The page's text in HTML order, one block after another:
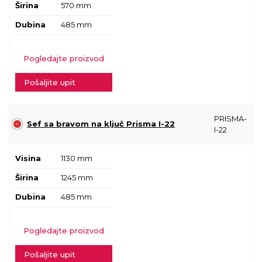
Širina 570 mm
Dubina 485 mm
Pogledajte proizvod
Pošaljite upit
Sef sa bravom na ključ Prisma I-22
PRISMA-
I-22
Visina 1130 mm
Širina 1245 mm
Dubina 485 mm
Pogledajte proizvod
Pošaljite upit